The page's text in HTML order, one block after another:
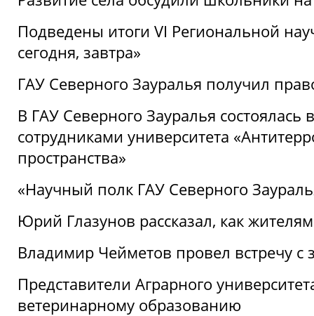
Подведены итоги VI Региональной
сегодня, завтра»
ГАУ Северного Зауралья получил
В ГАУ Северного Зауралья состоялась
сотрудниками университета
пространства»
«Научный полк ГАУ Северного
Юрий Глазунов рассказал, как
Владимир Чейметов провел встречу
Представители Аграрного
ветеринарному образованию